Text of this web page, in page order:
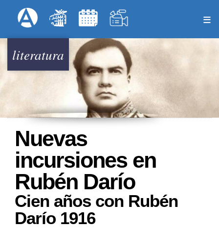
al
principal
Menú Superior
literatura
Nuevas
incursiones en
Rubén Darío
Cien años con Rubén
Darío 1916